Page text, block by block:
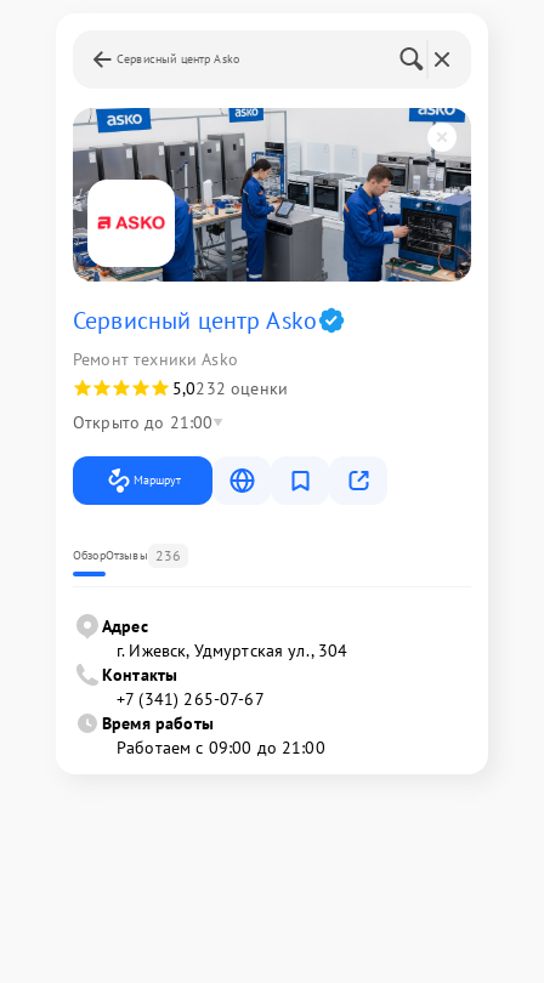
Сервисный центр Asko
Сервисный центр Asko
Ремонт техники Asko
5,0232 оценки
Открыто до 21:00
Маршрут
ОбзорОтзывы 236
Адрес
г. Ижевск, Удмуртская ул., 304
Контакты
+7 (341) 265-07-67
Время работы
Работаем с 09:00 до 21:00